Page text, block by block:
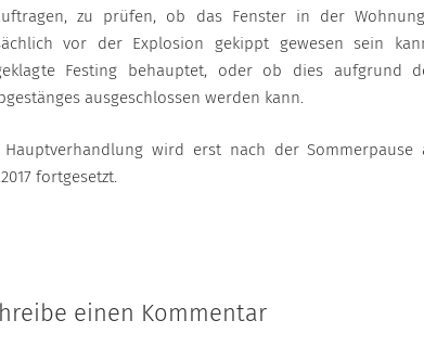
zu prüfen, ob das Fenster in der
vor der Explosion gekippt gewesen sein
Festing behauptet, oder ob dies aufgrund
ausgeschlossen werden kann.
Hauptverhandlung wird erst nach der Sommerpause
fortgesetzt.
einen Kommentar